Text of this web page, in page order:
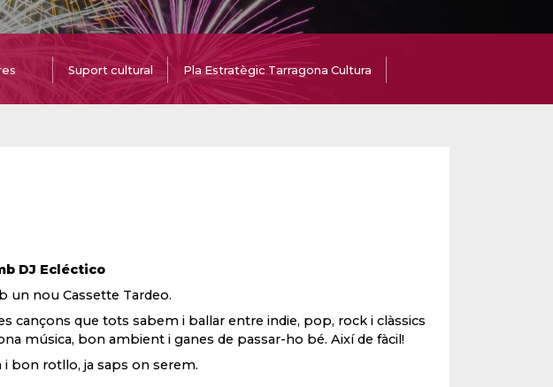
Suport cultural Pla Estratègic Tarragona Cultura
DJ Ecléctico
un nou Cassette Tardeo.
cançons que tots sabem i ballar entre indie, pop, rock i clàssics
música, bon ambient i ganes de passar-ho bé. Així de fàcil!
i bon rotllo, ja saps on serem.